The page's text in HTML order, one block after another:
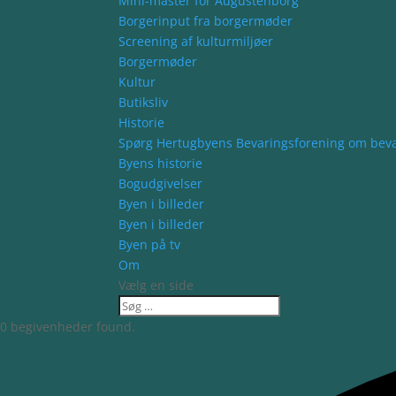
Borgerinput fra borgermøder
Screening af kulturmiljøer
Borgermøder
Kultur
Butiksliv
Historie
Spørg Hertugbyens Bevaringsforening om
Byens historie
Bogudgivelser
Byen i billeder
Byen i billeder
Byen på tv
Om
Vælg en side
0 begivenheder found.